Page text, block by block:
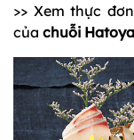
>> Xem thực
của chuỗi